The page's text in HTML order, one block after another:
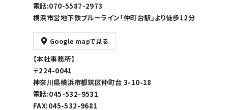
電話:070-5587-2973
横浜市営地下鉄ブルーライン「仲町台駅」より徒歩12分
Google mapで見る
【本社事務所】
〒224-0041
神奈川県横浜市都筑区仲町台 3-10-18
電話:045-532-9531
FAX:045-532-9681